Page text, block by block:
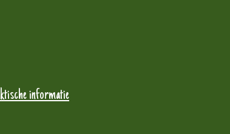
Gesloten
informatie